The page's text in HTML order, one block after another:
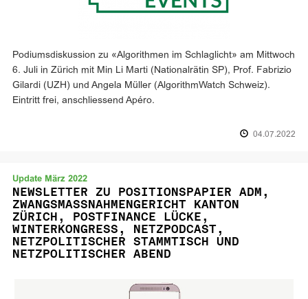
Podiumsdiskussion zu «Algorithmen im Schlaglicht» am Mittwoch
6. Juli in Zürich mit Min Li Marti (Nationalrätin SP), Prof. Fabrizio
Gilardi (UZH) und Angela Müller (AlgorithmWatch Schweiz).
Eintritt frei, anschliessend Apéro.
04.07.2022
Update März 2022
NEWSLETTER ZU POSITIONSPAPIER ADM,
ZWANGSMASSNAHMENGERICHT KANTON
ZÜRICH, POSTFINANCE LÜCKE,
WINTERKONGRESS, NETZPODCAST,
NETZPOLITISCHER STAMMTISCH UND
NETZPOLITISCHER ABEND